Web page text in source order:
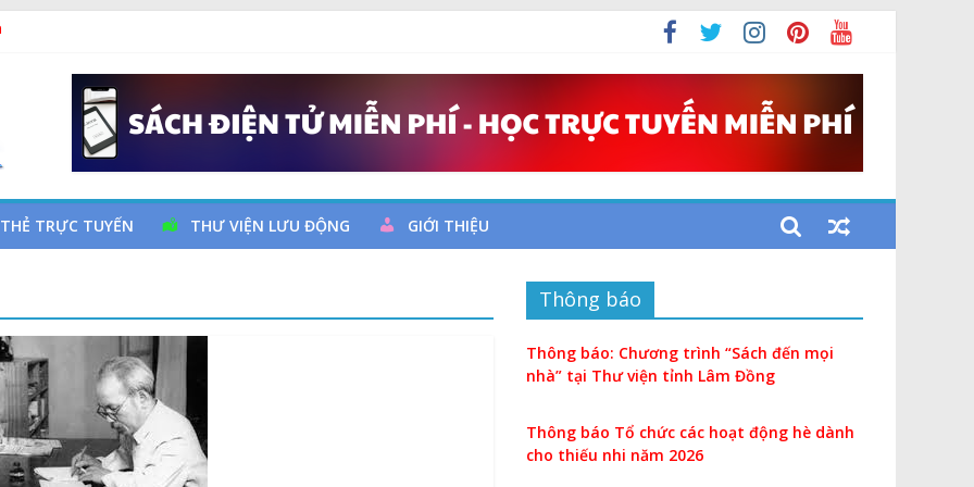
thành lập Công đoàn Việt Nam (28/7/1929 – 28/7/2026)
cơ đột quỵ não và dự phòng
TRỰC TUYẾN THƯ VIỆN LƯU ĐỘNG GIỚI THIỆU
Thông báo
Thông báo: Chương trình “Sách đến mọi
nhà” tại Thư viện tỉnh Lâm Đồng
Thông báo Tổ chức các hoạt động hè dành
cho thiếu nhi năm 2026